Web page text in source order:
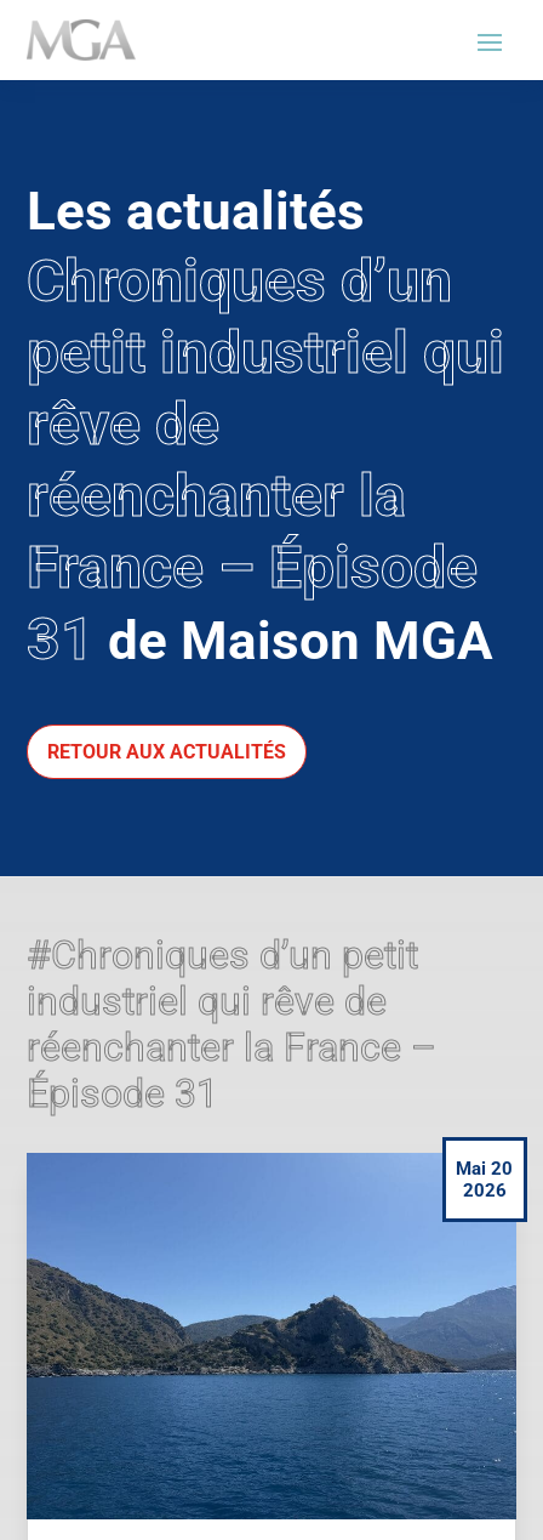
Les actualités
Chroniques d’un
petit industriel qui
rêve de
réenchanter la
France – Épisode
31 de Maison MGA
RETOUR AUX ACTUALITÉS
#Chroniques d’un petit
industriel qui rêve de
réenchanter la France –
Épisode 31
Mai 20
2026